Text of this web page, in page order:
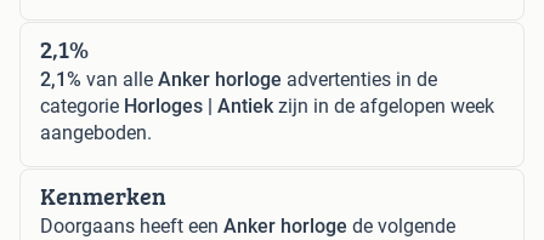
2,1%
2,1% van alle Anker horloge advertenties in de
categorie Horloges | Antiekzijn in de afgelopen week
aangeboden.
Kenmerken
Doorgaans heeft een Anker horloge de volgende